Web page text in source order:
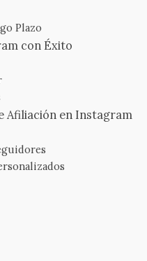
Plazo
con Éxito
Afiliación en Instagram